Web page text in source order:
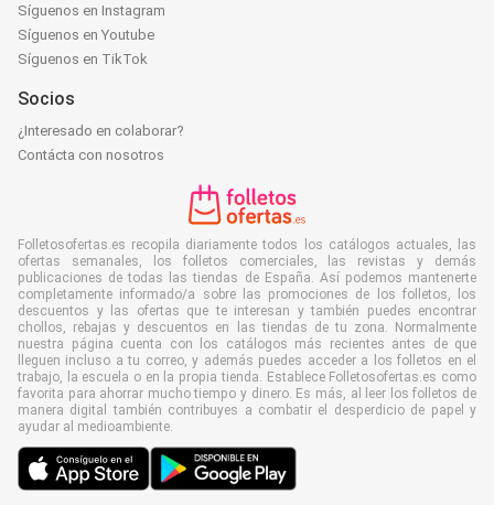
Síguenos en Instagram
Síguenos en Youtube
Síguenos en TikTok
Socios
¿Interesado en colaborar?
Contácta con nosotros
Folletosofertas.es recopila diariamente todos los catálogos actuales, las
ofertas semanales, los folletos comerciales, las revistas y demás
publicaciones de todas las tiendas de España. Así podemos mantenerte
completamente informado/a sobre las promociones de los folletos, los
descuentos y las ofertas que te interesan y también puedes encontrar
chollos, rebajas y descuentos en las tiendas de tu zona. Normalmente
nuestra página cuenta con los catálogos más recientes antes de que
lleguen incluso a tu correo, y además puedes acceder a los folletos en el
trabajo, la escuela o en la propia tienda. Establece Folletosofertas.es como
favorita para ahorrar mucho tiempo y dinero. Es más, al leer los folletos de
manera digital también contribuyes a combatir el desperdicio de papel y
ayudar al medioambiente.